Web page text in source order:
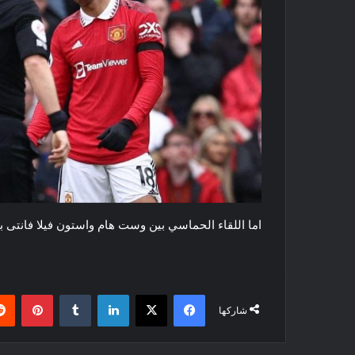
اما اللقاء الحماسي بين ​وست هام​ و​استون فيلا​ فانتى
شاركها
فيسبوك ‫X لينكدإن